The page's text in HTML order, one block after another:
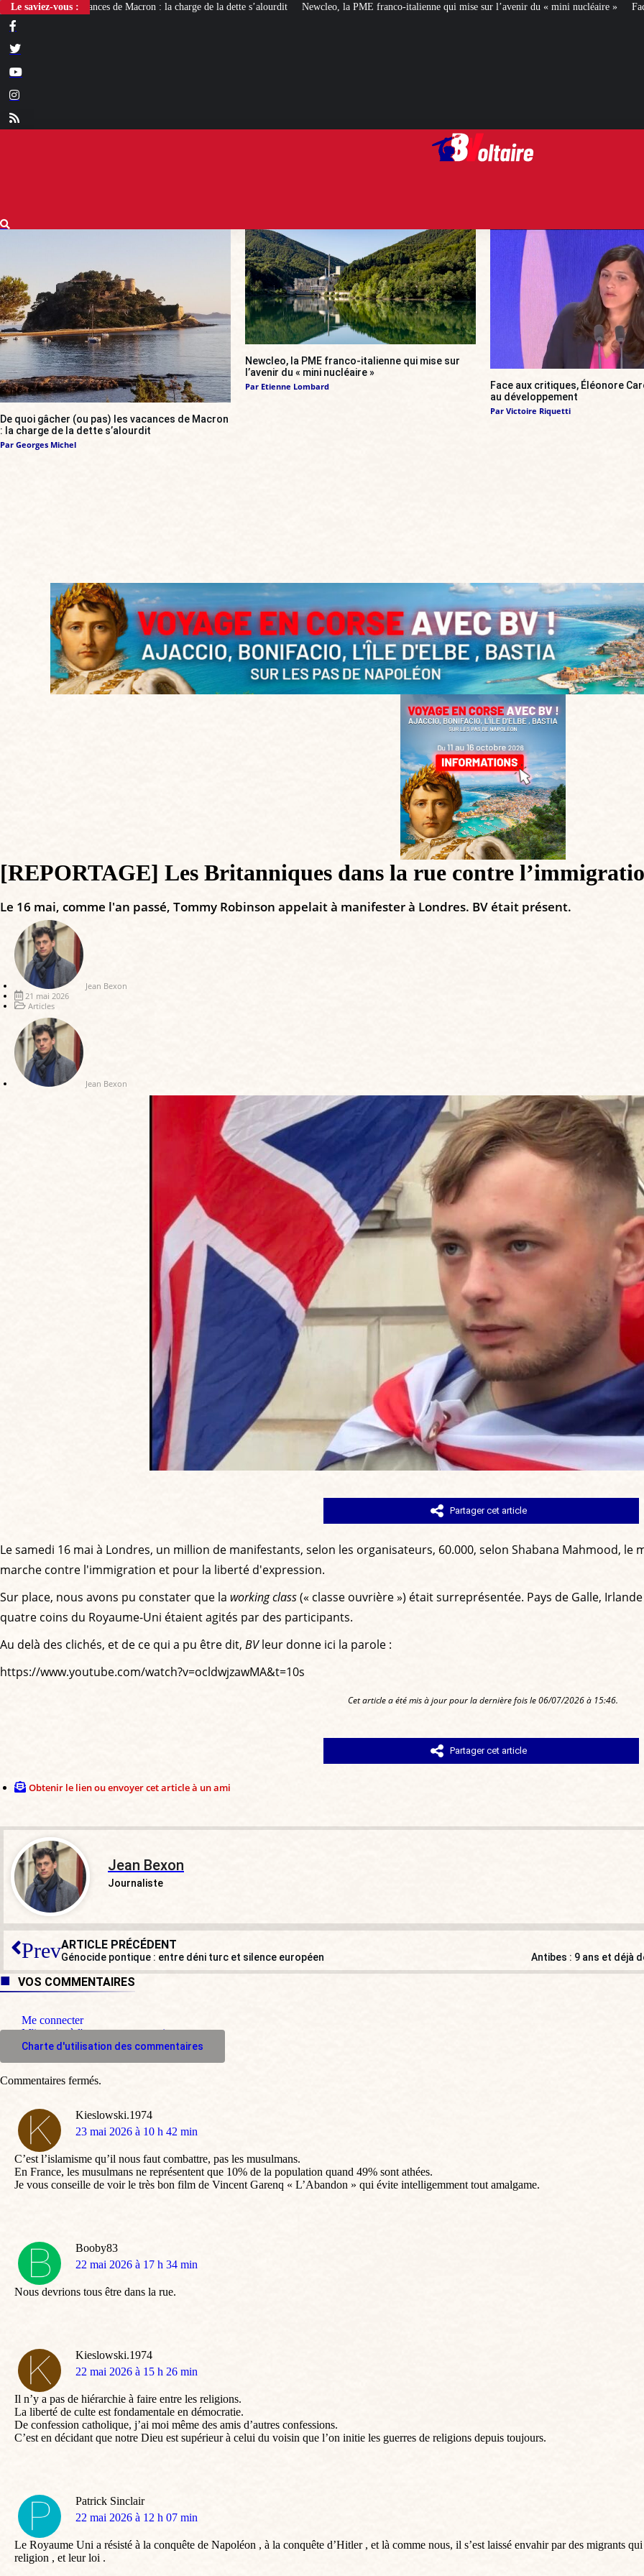
Le saviez-vous :
: la charge de la dette s’alourdit Newcleo, la PME franco-italienne qui mise sur l’avenir du « mini nucléaire » Face aux critiques, Éléonore
De quoi gâcher (ou pas) les vacances de Macron
: la charge de la dette s’alourdit
Par Georges Michel
Newcleo, la PME franco-italienne qui mise sur
l’avenir du « mini nucléaire »
Par Etienne Lombard
Face aux critiques, Éléonore
au développement
Par Victoire Riquetti
[REPORTAGE] Les Britanniques dans la rue contre
Le 16 mai, comme l'an passé, Tommy Robinson appelait à manifester à Londres. BV était présent.
Jean Bexon
21 mai 2026
Articles
Jean Bexon
Partager cet article
Le samedi 16 mai à Londres, un million de manifestants, selon les organisateurs, 60.000, selon Shabana Mahmood,
marche contre l'immigration et pour la liberté d'expression.
Sur place, nous avons pu constater que la working class(« classe ouvrière ») était surreprésentée. Pays de Galle,
quatre coins du Royaume-Uni étaient agités par des participants.
Au delà des clichés, et de ce qui a pu être dit, BVleur donne ici la parole :
https://www.youtube.com/watch?v=ocldwjzawMA&t=10s
Cet article a été mis à jour pour la dernière fois le 06/07/2026 à 15:46.
Partager cet article
Obtenir le lien ou envoyer cet article à un ami
Jean Bexon
Journaliste
PrevARTICLE PRÉCÉDENT
Génocide pontique : entre déni turc et silence européen Antibes : 9 ans et déjà
VOS COMMENTAIRES
Me connecter
M'inscrire à l'espace commentaire
Charte d'utilisation des commentaires
Kieslowski.1974
dit
23 mai 2026 à 10 h 42 min
C’est l’islamisme qu’il nous faut combattre, pas les musulmans.
En France, les musulmans ne représentent que 10% de la population quand 49% sont athées.
Je vous conseille de voir le très bon film de Vincent Garenq « L’Abandon » qui évite intelligemment tout amalgame.
Booby83
dit
22 mai 2026 à 17 h 34 min
Nous devrions tous être dans la rue.
Kieslowski.1974
dit
22 mai 2026 à 15 h 26 min
Il n’y a pas de hiérarchie à faire entre les religions.
La liberté de culte est fondamentale en démocratie.
De confession catholique, j’ai moi même des amis d’autres confessions.
C’est en décidant que notre Dieu est supérieur à celui du voisin que l’on initie les guerres de religions depuis toujours.
Patrick Sinclair
dit
22 mai 2026 à 12 h 07 min
Le Royaume Uni a résisté à la conquête de Napoléon , à la conquête d’Hitler , et là comme nous, il s’est laissé envahir par des migrants
religion , et leur loi .
Commentaires fermés.